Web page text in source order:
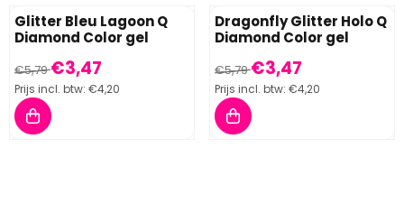
Glitter Bleu Lagoon Q
Diamond Color gel
Van 5,79 voor 3,47, inclusief btw: 4,20
€5,79€3,47
Prijs incl. btw: €4,20
Dragonfly Glitter Holo Q
Diamond Color gel
Van 5,79 voor 3,47, inclusief
€5,79€3,47
Prijs incl. btw: €4,20